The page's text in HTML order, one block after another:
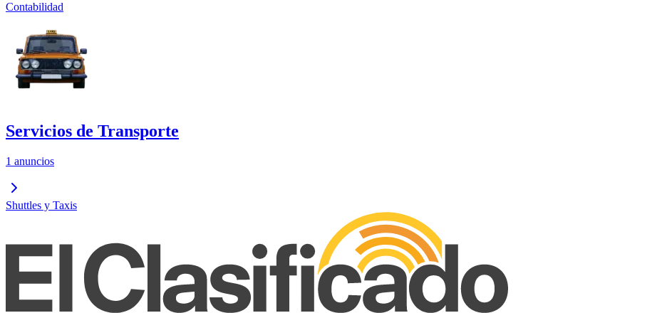
Contabilidad
Servicios de Transporte
1 anuncios
Shuttles y Taxis